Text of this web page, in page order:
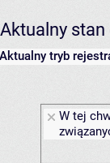
Aktualny
Aktualny tryb
W tej